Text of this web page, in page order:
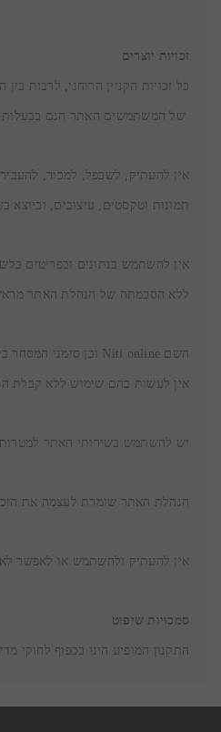
זכויות יוצרים
של המשתמשים האתר הנם
תמונות וטקסטים, עיצובים,
ללא הסכמתה של הנהלת האתר
אין לעשות בהם שימוש ללא קבלת
יש להשתמש בשירותי האתר למטרות
הנהלת האתר שומרת לעצמה את
אין להעתיק ולהשתמש או לאפשר
סמכויות שיפוט
התקנון המופיע הינו בכפוף לחוקי